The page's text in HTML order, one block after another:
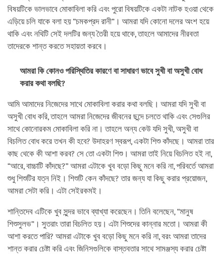
বিষয়টিকে ভালভাবে মোকাবিলা করি এবং পুরো বিষয়টিকে একটা নাটক হওয়া থেকে
এড়িয়ে চলি যাকে বলা হয় “চমকপ্রদ রানী”। আমরা যদি কোনো দলের অংশ হয়ে
থাকি এবং নথিটি সেই দলটির জন্য তৈরী হয়ে থাকে, তাহলে আমাদের নীরবতা
তাদেরকে শান্ত করতে সহায়তা করবে।
আমরা কি কোনও পরিস্থিতির কারণে বা সাধারণ ভাবে সুখী বা অসুখী বোধ
করার কথা বলছি?
আমি আমাদের নিজেদের সাথে মোকাবিলা করার কথা বলছি। আমরা যদি সুখী বা
অসুখী বোধ করি, তাহলে আমরা নিজেদের জীবনের ছন্দে চলতে থাকি এবং সেগুলির
সাথে কোনোরকম মোকাবিলা করি না। তাহলে অন্য কেউ যদি সুখী, অসুখী বা
বিচলিত বোধ করে তখন কী হবে? উদাহরণ স্বরূপ, একটা শিশু কাঁদছে। আমরা তার
কাছ থেকে কী আশা করব? সে তো একটা শিশু। আমরা তাই নিয়ে বিচলিত হই না,
“আরে, বাচ্চাটি কাঁদছে?” আমরা এটাকে খুব বড়ো কিছু মনে করি না, পরিবর্তে আমরা
শুধু শিশুটির যত্ন নিই। শিশুটি কেন কাঁদছে? তার জন্য যা কিছু করার প্রয়োজন,
আমরা সেটা করি। এটা সেইরকমই।
শান্তিদেব এটিকে খুব সুন্দর ভাবে ব্যাখ্যা করেছেন। তিনি বলেছেন, “মানুষ
শিশুসুলভ”। সুতরাং তারা বিচলিত হয়। এটা শিশুদের কান্নার মতো। আমরা কী
আশা করতে পারি? আমরা এটাকে খুব বড়ো কিছু মনে করি না, বরং আমরা তাদের
শান্ত করার চেষ্টা করি এবং জিনিসগুলিকে বাস্তবতার সাথে সামঞ্জস্য করার চেষ্টা